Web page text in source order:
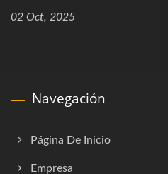
02 Oct, 2025
Navegación
Página De Inicio
Empresa